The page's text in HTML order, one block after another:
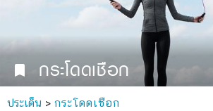
bookmark กระโดดเชือก
ประเด็น > กระโดดเชือก